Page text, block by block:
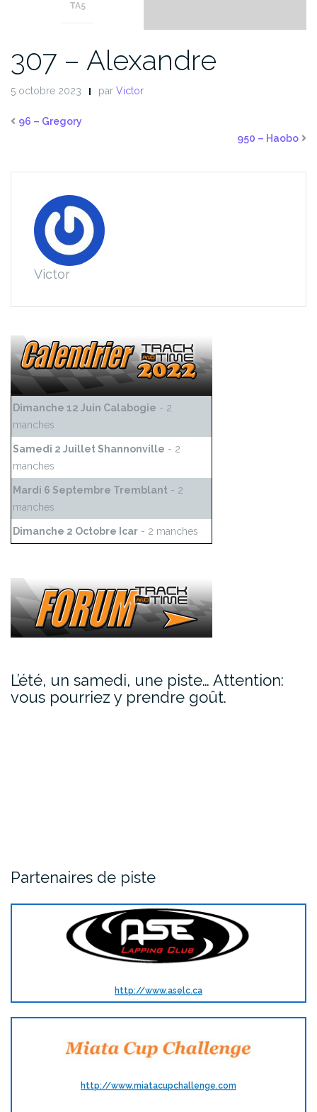
TA5
307 – Alexandre
5 octobre 2023 par Victor
96 – Gregory
950 – Haobo
Victor
Dimanche 12 Juin Calabogie - 2
manches
Samedi 2 Juillet Shannonville - 2
manches
Mardi 6 Septembre Tremblant - 2
manches
Dimanche 2 Octobre Icar - 2 manches
L’été, un samedi, une piste… Attention:
vous pourriez y prendre goût.
Partenaires de piste
http://www.aselc.ca
http://www.miatacupchallenge.com